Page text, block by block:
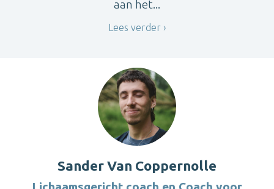
aan het...
Lees verder
Sander Van Coppernolle